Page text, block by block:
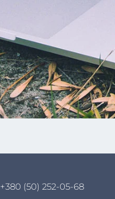
+380 (50) 252-05-68